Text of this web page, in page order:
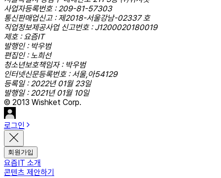
사업자등록번호 : 209-81-57303
통신판매업신고 : 제2018-서울강남-02337 호
직업정보제공사업 신고번호 : J1200020180019
제호 : 요즘IT
발행인 : 박우범
편집인 : 노희선
청소년보호책임자 : 박우범
인터넷신문등록번호 : 서울,아54129
등록일 : 2022년 01월 23일
발행일 : 2021년 01월 10일
© 2013 Wishket Corp.
로그인
회원가입
요즘IT 소개
콘텐츠 제안하기